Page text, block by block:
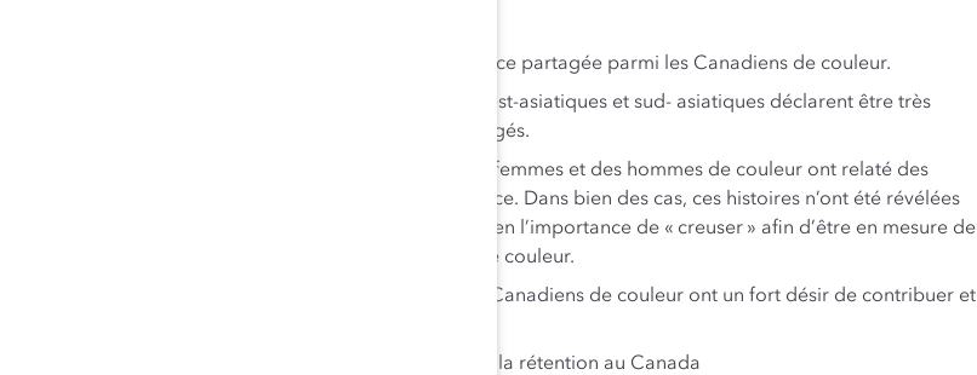
Être « vigilant » (sur ses gardes) est une expérience partagée parmi les Canadiens de couleur.
De 33 % à 50 % des professionnels noirs, est-asiatiques et sud- asiatiques déclarent être très
vigilants pour se protéger contre les préjugés.
Lors d’entrevues en profondeur, 77 % des femmes et des hommes de couleur ont relaté des
histoires pénibles d’exclusion et de vigilance. Dans bien des cas, ces histoires n’ont été révélées
que tard dans l’entrevue, ce qui indique bien l’importance de « creuser » afin d’être en mesure de
mieux saisir l’expérience des personnes de couleur.
Même lorsqu’ils sont sur leurs gardes, les Canadiens de couleur ont un fort désir de contribuer et
La charge émotionnelle est liée au problème de la rétention au Canada